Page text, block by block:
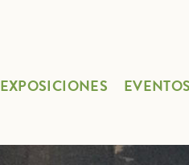
EXPOSICIONES EVENTOS